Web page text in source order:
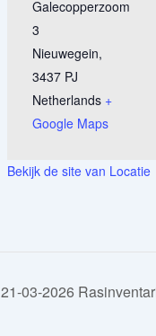
Galecopperzoom
3
Nieuwegein,
3437 PJ
Netherlands +
Google Maps
Bekijk de site van Locatie
21-03-2026